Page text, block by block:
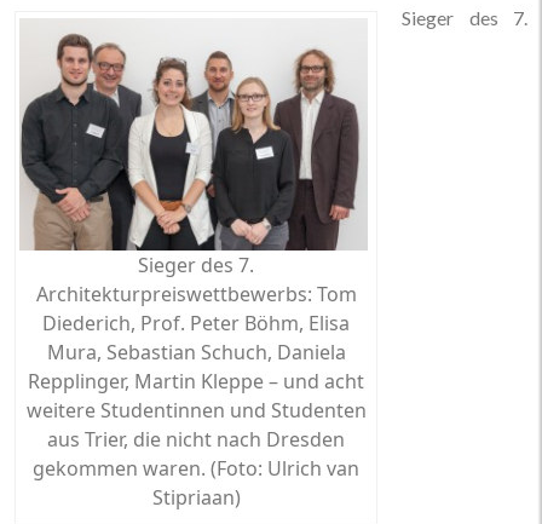
Sieger des 7.
Architekturpreiswettbewerbs: Tom
Diederich, Prof. Peter Böhm, Elisa
Mura, Sebastian Schuch, Daniela
Repplinger, Martin Kleppe – und acht
weitere Studentinnen und Studenten
aus Trier, die nicht nach Dresden
gekommen waren. (Foto: Ulrich van
Stipriaan)
Sieger des 7.